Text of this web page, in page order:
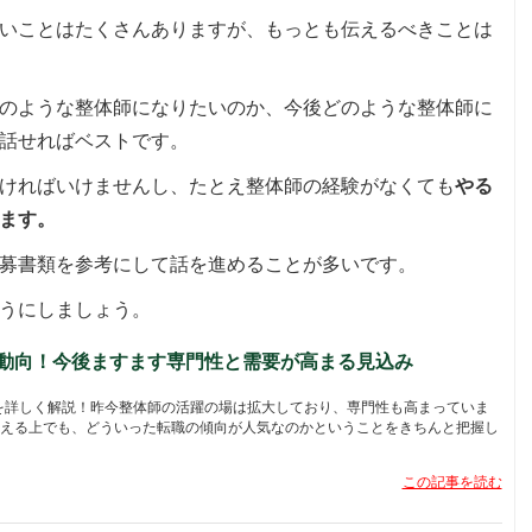
ことはたくさんありますが、もっとも伝えるべきことは
ような整体師になりたいのか、今後どのような整体師に
せればベストです。
ればいけませんし、たとえ整体師の経験がなくてもやる
す。
書類を参考にして話を進めることが多いです。
にしましょう。
向！今後ますます専門性と需要が高まる見込み
しく解説！昨今整体師の活躍の場は拡大しており、専門性も高まっていま
る上でも、どういった転職の傾向が人気なのかということをきちんと把握し
この記事を読む